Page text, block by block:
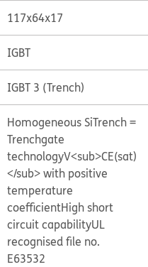
117x64x17
IGBT
IGBT 3 (Trench)
Homogeneous SiTrench =
Trenchgate
technologyV<sub>CE(sat)
</sub> with positive
temperature
coefficientHigh short
circuit capabilityUL
recognised file no.
E63532